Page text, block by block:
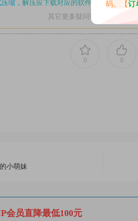
缩， 解压应下载对应的软件操作，电脑：
其它更多疑问请查看站内帮助
0 0
小萌妹
会员直降最低100元
码。【订